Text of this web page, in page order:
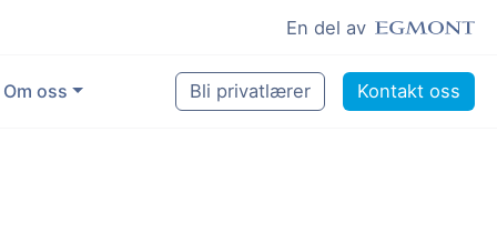
En del av
Om oss Bli privatlærer Kontakt oss